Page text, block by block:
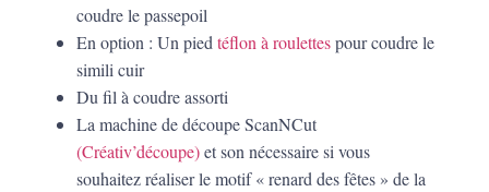
coudre le passepoil
En option : Un pied téflon à roulettespour coudre le
simili cuir
Du fil à coudre assorti
La machine de découpe ScanNCut
(Créativ’découpe)et son nécessaire si vous
souhaitez réaliser le motif « renard des fêtes » de la